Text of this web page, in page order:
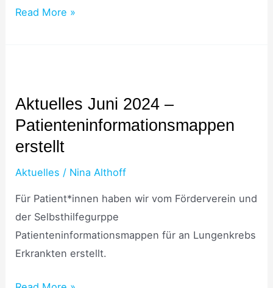
Read More »
Aktuelles Juni 2024 –
Patienteninformationsmappen
erstellt
Aktuelles / Nina Althoff
Für Patient*innen haben wir vom Förderverein und
der Selbsthilfegurppe
Patienteninformationsmappen für an Lungenkrebs
Erkrankten erstellt.
2024
–
Patienteninformationsmappen